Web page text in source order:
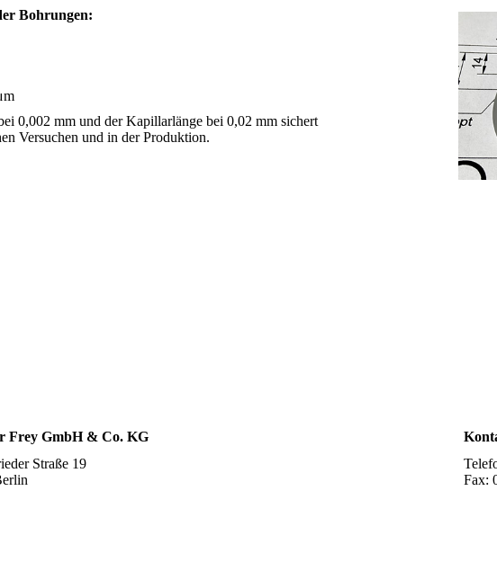
Bohrungen:
0,002 mm und der Kapillarlänge bei 0,02 mm sichert
Versuchen und in der Produktion.
Frey GmbH & Co. KG
Straße 19
Fax: